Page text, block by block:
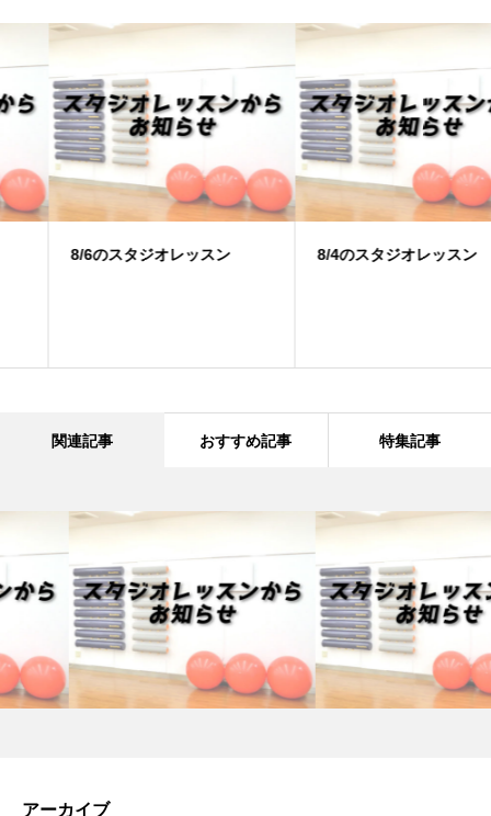
8/6のスタジオレッスン 8/4のスタジオレッスン
関連記事 おすすめ記事 特集記事
アーカイブ